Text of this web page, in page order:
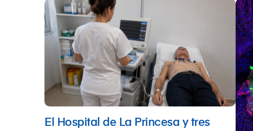
El Hospital de La Princesa y tres